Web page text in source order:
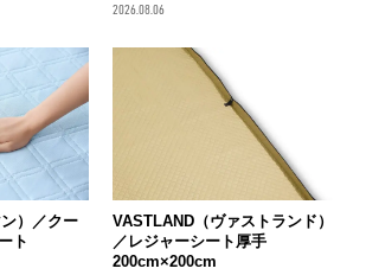
2026.08.06
）／クー
ト
VASTLAND（ヴァストランド）
／レジャーシート厚手
200cm×200cm